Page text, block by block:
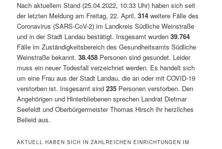
Nach aktuellem Stand (25.04.2022, 10:33 Uhr) haben sich seit
der letzten Meldung am Freitag, 22. April,314weitere Fälle des
Coronavirus (SARS-CoV-2) im Landkreis Südliche Weinstraße
und in der Stadt Landau bestätigt. Insgesamt wurden39.764
Fälle im Zuständigkeitsbereich des Gesundheitsamts Südliche
Weinstraße bekannt.38.458 Personen sind gesundet. Leider
muss ein neuer Todesfall verzeichnet werden. Es handelt sich
um eine Frau aus der Stadt Landau, die an oder mit COVID-19
verstorben ist. Insgesamt sind235 Personen verstorben. Den
Angehörigen und Hinterbliebenen sprechen Landrat Dietmar
Seefeldt und Oberbürgermeister Thomas Hirsch ihr herzliches
Beileid aus.
AKTUELL HABEN SICH IN ZAHLREICHEN EINRICHTUNGEN IM